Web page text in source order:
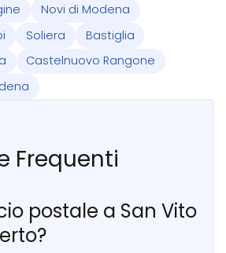
Novi di Modena
Soliera
Bastiglia
Castelnuovo Rangone
Frequenti
postale a San Vito